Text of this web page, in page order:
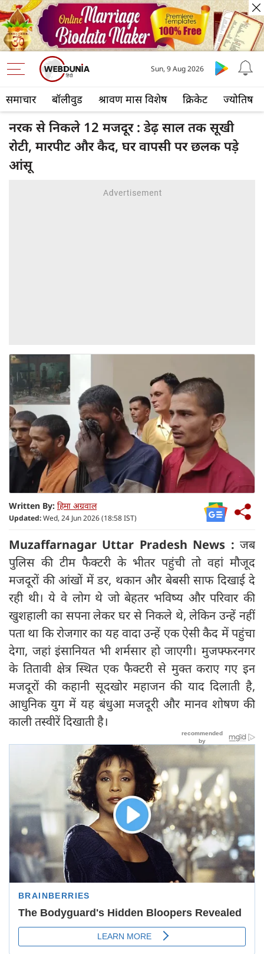
समाचार बॉलीवुड श्रावण मास विशेष क्रिकेट ज्योतिष
Sun, 9 Aug 2026
नरक से निकले 12 मजदूर : डेढ़ साल तक सूखी
रोटी, मारपीट और कैद, घर वापसी पर छलक पड़े
आंसू
Written By: हिमा अग्रवाल
Updated:Wed, 24 Jun 2026 (18:58 IST)
Muzaffarnagar Uttar Pradesh News : जब
पुलिस की टीम फैक्‍टरी के भीतर पहुंची तो वहां मौजूद
मजदूरों की आंखों में डर, थकान और बेबसी साफ दिखाई दे
रही थी। ये वे लोग थे जो बेहतर भविष्य और परिवार की
खुशहाली का सपना लेकर घर से निकले थे, लेकिन उन्हें नहीं
पता था कि रोजगार का यह वादा उन्हें एक ऐसी कैद में पहुंचा
देगा, जहां इंसानियत भी शर्मसार हो जाएगी। मुजफ्फरनगर
के तितावी क्षेत्र स्थित एक फैक्‍टरी से मुक्त कराए गए इन
मजदूरों की कहानी सूदखोर महाजन की याद दिलाती है,
आधुनिक युग में यह बंधुआ मजदूरी और मानव शोषण की
काली तस्वीरें दिखाती है।